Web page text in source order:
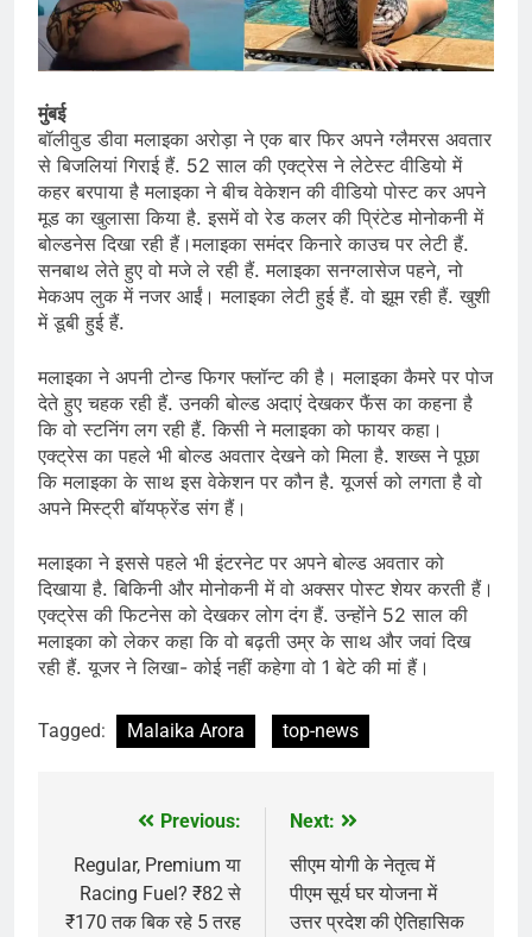
मुंबई
बॉलीवुड डीवा मलाइका अरोड़ा ने एक बार फिर अपने ग्लैमरस अवतार
से बिजलियां गिराई हैं. 52 साल की एक्ट्रेस ने लेटेस्ट वीडियो में
कहर बरपाया है मलाइका ने बीच वेकेशन की वीडियो पोस्ट कर अपने
मूड का खुलासा किया है. इसमें वो रेड कलर की प्रिंटेड मोनोकनी में
बोल्डनेस दिखा रही हैं।मलाइका समंदर किनारे काउच पर लेटी हैं.
सनबाथ लेते हुए वो मजे ले रही हैं. मलाइका सनग्लासेज पहने, नो
मेकअप लुक में नजर आईं। मलाइका लेटी हुई हैं. वो झूम रही हैं. खुशी
में डूबी हुई हैं.
मलाइका ने अपनी टोन्ड फिगर फ्लॉन्ट की है। मलाइका कैमरे पर पोज
देते हुए चहक रही हैं. उनकी बोल्ड अदाएं देखकर फैंस का कहना है
कि वो स्टनिंग लग रही हैं. किसी ने मलाइका को फायर कहा।
एक्ट्रेस का पहले भी बोल्ड अवतार देखने को मिला है. शख्स ने पूछा
कि मलाइका के साथ इस वेकेशन पर कौन है. यूजर्स को लगता है वो
अपने मिस्ट्री बॉयफ्रेंड संग हैं।
मलाइका ने इससे पहले भी इंटरनेट पर अपने बोल्ड अवतार को
दिखाया है. बिकिनी और मोनोकनी में वो अक्सर पोस्ट शेयर करती हैं।
एक्ट्रेस की फिटनेस को देखकर लोग दंग हैं. उन्होंने 52 साल की
मलाइका को लेकर कहा कि वो बढ़ती उम्र के साथ और जवां दिख
रही हैं. यूजर ने लिखा- कोई नहीं कहेगा वो 1 बेटे की मां हैं।
Tagged: Malaika Arora top-news
navigation
Previous:
Regular, Premium या
Racing Fuel? ₹82 से
₹170 तक बिक रहे 5 तरह
Next:
सीएम योगी के नेतृत्व में
पीएम सूर्य घर योजना में
उत्तर प्रदेश की ऐतिहासिक